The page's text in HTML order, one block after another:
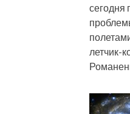
сегодня
летчик-